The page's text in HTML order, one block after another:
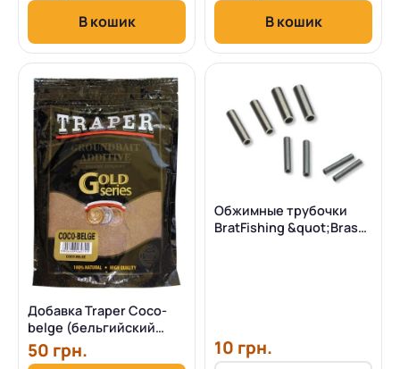
В кошик В кошик
Добавка Traper Coco-
belge (бельгийский
кокос) 400г
50 грн.
Обжимные трубочки
BratFishing &quot;Brass
10 грн.